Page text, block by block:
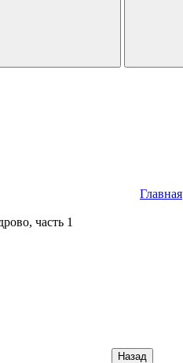
Главная
часть 1
Назад